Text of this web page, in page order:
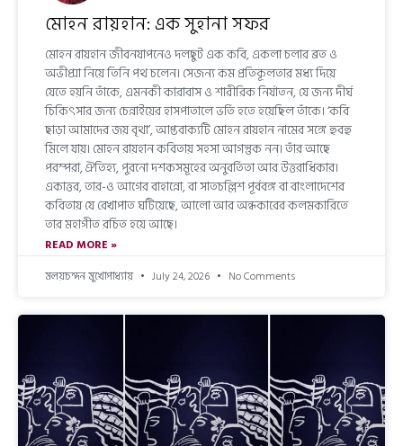
মোহন রায়হান: এক সুহানা সফর
মোহন রায়হান জীবনযাপনেও দলছুট এক কবি, একলা চলার ব্রত ও
অভীপ্সা নিয়ে তিনি পথ চলেন। সেজন্য কম প্রতিকূলতার মধ্য দিয়ে
যেতে হয়নি তাঁকে, এমনকী কারাবাস ও শারীরিক নির্যাতন, যে জন্য দীর্ঘ
চিকিৎসার জন্য চেন্নাইয়ের হাসপাতালে ভর্তি হতে হয়েছিল তাঁকে। ‘কবি
ছাড়া আমাদের জয় বৃথা’, আপ্তবাক্যটি মোহন রায়হান নামের সঙ্গে হুবহু
মিলে যায়। মোহন রায়হান কবিতায় সহসা আগন্তুক নন। তাঁর আছে
পরম্পরা, ঐতিহ্য, পুরনো দশকসমূহের অনুবর্তিতা আর উত্তরাধিকার।
একাত্তর, তার-ও আগের বাহান্নো, বা সাতচল্লিশ পূর্ববঙ্গ বা বাংলাদেশের
কবিতায় যে রেখাপাত ঘটিয়েছে, আলো আর অন্ধকারের কলমকারিতে
তার মহাগীত রচিত হয়ে আছে।
READ MORE »
মলয়চন্দন মুখোপাধ্যায়
July 24, 2026 No Comments